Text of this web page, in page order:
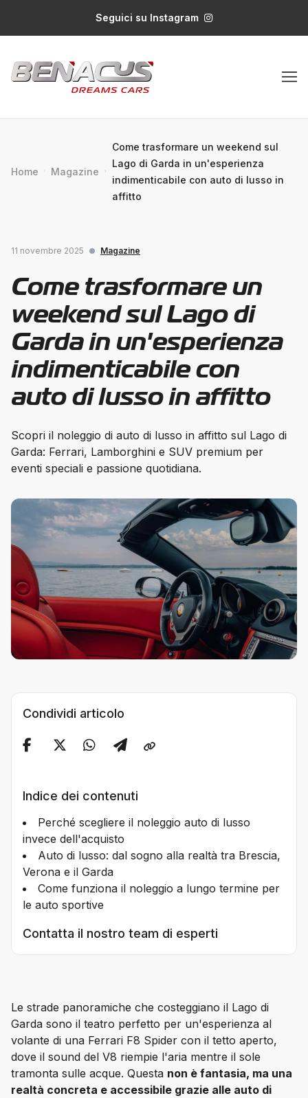
Seguici su Instagram
Home Magazine
Come trasformare un weekend sul
Lago di Garda in un'esperienza
indimenticabile con auto di lusso in
affitto
11 novembre 2025 Magazine
Come trasformare un
weekend sul Lago di
Garda in un'esperienza
indimenticabile con
auto di lusso in affitto
Scopri il noleggio di auto di lusso in affitto sul Lago di
Garda: Ferrari, Lamborghini e SUV premium per
eventi speciali e passione quotidiana.
Le strade panoramiche che costeggiano il Lago di
Garda sono il teatro perfetto per un'esperienza al
volante di una Ferrari F8 Spider con il tetto aperto,
dove il sound del V8 riempie l'aria mentre il sole
tramonta sulle acque. Questa non è fantasia, ma una
realtà concreta e accessibile grazie alle auto di
Condividi articolo
Indice dei contenuti
Perché scegliere il noleggio auto di lusso
invece dell'acquisto
Auto di lusso: dal sogno alla realtà tra Brescia,
Verona e il Garda
Come funziona il noleggio a lungo termine per
le auto sportive
Contatta il nostro team di esperti